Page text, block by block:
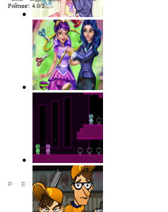
Рейтинг: 4.0/2
РЕКЛАМА